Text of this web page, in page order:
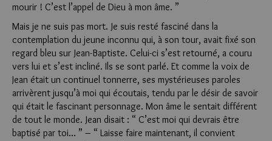
mourir ! C’est l’appel de Dieu à mon âme. ”
Mais je ne suis pas mort. Je suis resté fasciné dans la
contemplation du jeune inconnu qui, à son tour, avait fixé son
regard bleu sur Jean-Baptiste. Celui-ci s’est retourné, a couru
vers lui et s’est incliné. Ils se sont parlé. Et comme la voix de
Jean était un continuel tonnerre, ses mystérieuses paroles
arrivèrent jusqu’à moi qui écoutais, tendu par le désir de savoir
qui était le fascinant personnage. Mon âme le sentait différent
de tout le monde. Jean disait : “ C’est moi qui devrais être
baptisé par toi… ” – “ Laisse faire maintenant, il convient